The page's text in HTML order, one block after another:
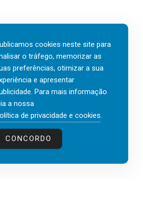
first está de regresso aos
o Top Wellbeing 2026.
talento místico.»
três décadas nas áreas de
Vendas e Liderança, Manuel
da...
cookies neste site para
o tráfego, memorizar as
preferências, otimizar a sua
e apresentar
Para mais informação
a nossa
de privacidade e cookies.
CONCORDO